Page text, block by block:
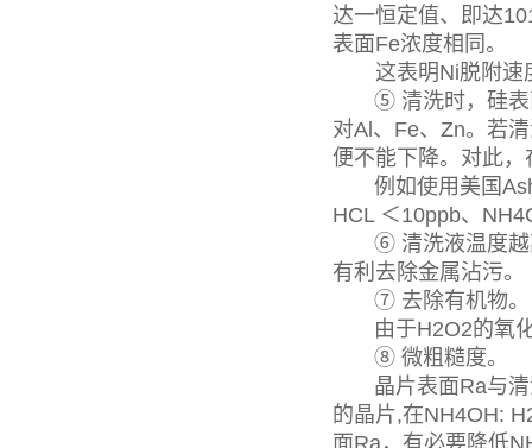
达一恒定值、即达
表面Fe浓度相同。
这表明Ni脱附速度
⑤ 清洗时，硅表面
对Al、Fe、Zn。若
便不能下降。对此
例如使用美国
HCL ＜10ppb、
⑥ 清洗液温度越高
有利去除金属沾污。
⑦ 去除有机物。
由于H2O2的氧化
⑧ 微粗糙度。
晶片表面Ra与清
的晶片,在NH4OH:
面Ra，有必要降低